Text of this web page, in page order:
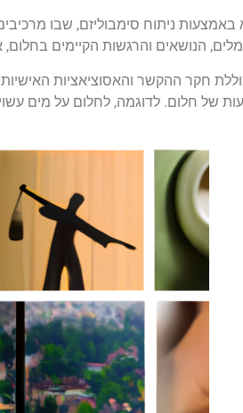
ניתוח סימבוליזם, שבו
הנושאים והרגשות הקיימים
חקר ההקשר והאסוציאציות
של חלום. לדוגמה, לחלום על מים